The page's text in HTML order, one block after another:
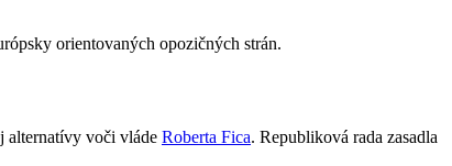
orientovaných opozičných strán.
alternatívy voči vláde Roberta Fica. Republiková rada zasadla